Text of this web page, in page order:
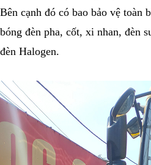
Bên cạnh đó có bao bảo vệ toàn
bóng đèn pha, cốt, xi nhan, đèn
đèn Halogen.